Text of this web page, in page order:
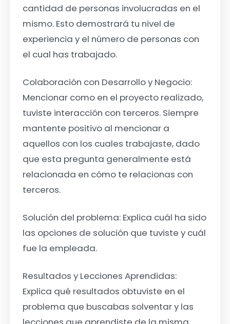
cantidad de personas involucradas en el
mismo. Esto demostrará tu nivel de
experiencia y el número de personas con
el cual has trabajado.
Colaboración con Desarrollo y Negocio:
Mencionar como en el proyecto realizado,
tuviste interacción con terceros. Siempre
mantente positivo al mencionar a
aquellos con los cuales trabajaste, dado
que esta pregunta generalmente está
relacionada en cómo te relacionas con
terceros.
Solución del problema: Explica cuál ha sido
las opciones de solución que tuviste y cuál
fue la empleada.
Resultados y Lecciones Aprendidas:
Explica qué resultados obtuviste en el
problema que buscabas solventar y las